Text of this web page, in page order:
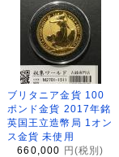
ブリタニア金貨 100
ポンド金貨 2017年銘
英国王立造幣局 1オン
ス金貨 未使用
660,000 円(税別)